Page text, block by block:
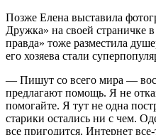
Позже Елена выставила
Дружка» на своей страничке
правда» тоже разместила
его хозяева стали
— Пишут со всего мира —
предлагают помощь. Я не
помогайте. Я тут не одна
старики остались ни с чем.
все пригодится. Интернет